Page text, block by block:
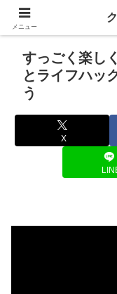
すっごく楽し
とライフハッ
う
X
メニュー